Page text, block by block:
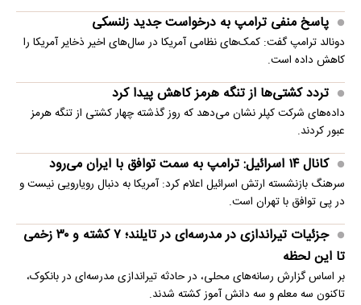
پاسخ منفی ترامپ به درخواست جدید زلنسکی
دونالد ترامپ گفت: کمک‌های نظامی آمریکا در سال‌های اخیر ذخایر آمریکا را
کاهش داده است.
تردد کشتی‌ها از تنگه هرمز کاهش پیدا کرد
داده‌های شرکت کپلر نشان می‌دهد که روز گذشته چهار کشتی از تنگه هرمز
عبور کردند.
کانال ۱۴ اسرائیل: ترامپ به سمت توافق با ایران می‌رود
سرهنگ بازنشسته ارتش اسرائیل اعلام کرد: آمریکا به دنبال رویارویی نیست و
در پی توافق با تهران است.
جزئیات تیراندازی در مدرسه‌ای در تایلند؛ ۷ کشته و ۳۰ زخمی
تا این لحظه
بر اساس گزارش رسانه‌های محلی، در حادثه تیراندازی مدرسه‌ای در بانکوک،
تاکنون سه معلم و سه دانش آموز کشته شدند.